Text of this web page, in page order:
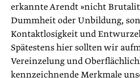
erkannte Arendt »nicht
Dummheit oder Unbildung,
Kontaktlosigkeit und
Spätestens hier sollten wir
Vereinzelung und
kennzeichnende Merkmale